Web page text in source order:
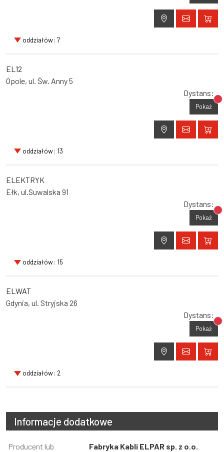
oddziałów: 7
EL12
Opole, ul. Św. Anny 5
Dystans:
Pokaż
oddziałów: 13
ELEKTRYK
Ełk, ul.Suwalska 91
Dystans:
Pokaż
oddziałów: 15
ELWAT
Gdynia, ul. Stryjska 26
Dystans:
Pokaż
oddziałów: 2
Informacje dodatkowe
Informacja
Wartość
Producent lub
Fabryka Kabli ELPAR sp. z o.o.